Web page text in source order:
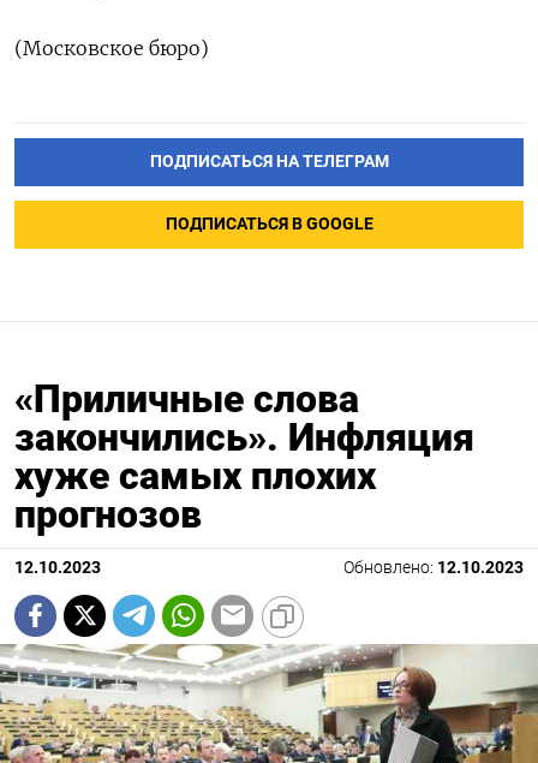
(Московское бюро)
ПОДПИСАТЬСЯ НА ТЕЛЕГРАМ
ПОДПИСАТЬСЯ В GOOGLE
«Приличные слова
закончились». Инфляция
хуже самых плохих
прогнозов
12.10.2023 Обновлено: 12.10.2023